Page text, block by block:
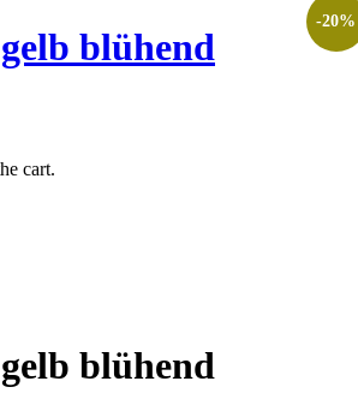
blühend
cart.
blühend
-20%